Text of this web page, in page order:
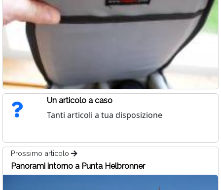
Un articolo a caso
Tanti articoli a tua disposizione
Prossimo articolo
Panorami intorno a Punta Helbronner